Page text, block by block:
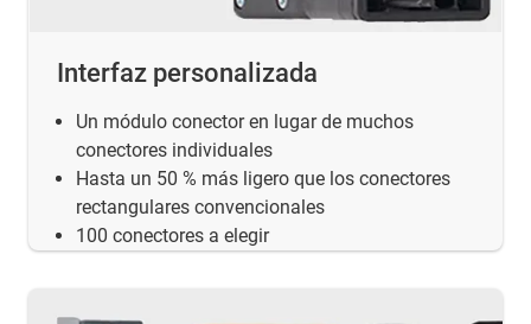
Interfaz personalizada
Un módulo conector en lugar de muchos
conectores individuales
Hasta un 50 % más ligero que los conectores
rectangulares convencionales
100 conectores a elegir